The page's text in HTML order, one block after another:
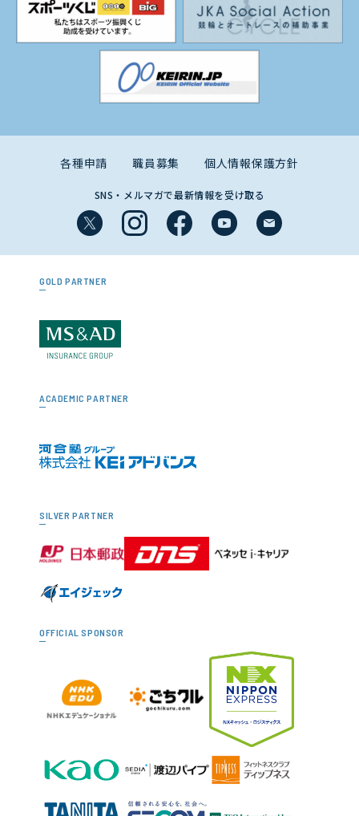
各種申請 職員募集 個人情報保護方針
SNS・メルマガで最新情報を受け取る
GOLD PARTNER
ACADEMIC PARTNER
SILVER PARTNER
OFFICIAL SPONSOR